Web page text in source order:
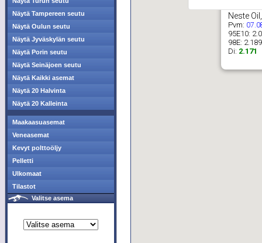
Näytä Tampereen seutu
Näytä Oulun seutu
Näytä Jyväskylän seutu
Näytä Porin seutu
Näytä Seinäjoen seutu
Näytä Kaikki asemat
Näytä 20 Halvinta
Näytä 20 Kalleinta
Maakaasuasemat
Veneasemat
Kevyt polttoöljy
Pelletti
Ulkomaat
Tilastot
Valitse asema
Neste
Pvm:
95E10:
98E: 2.189
Di: 2.171